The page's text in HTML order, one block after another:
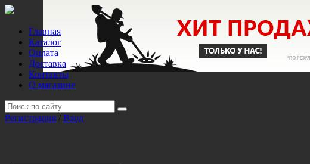
Главная
Каталог
Оплата
Доставка
Контакты
О магазине
Регистрация / Вход